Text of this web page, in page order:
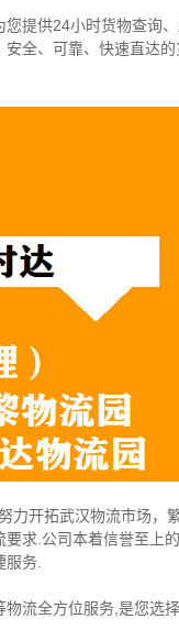
提供24小时货物查询
全、可靠、快速直达的
力开拓武汉物流市场，
求.公司本着信誉至上
服务.
流全方位服务,是您选